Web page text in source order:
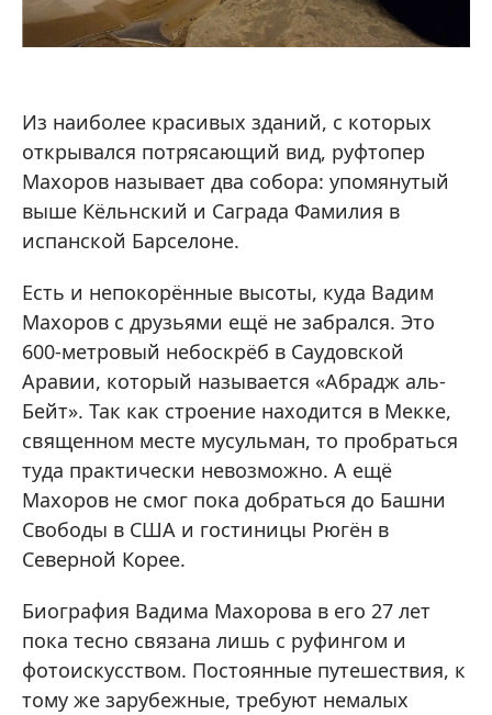
Из наиболее красивых зданий, с которых
открывался потрясающий вид, руфтопер
Махоров называет два собора: упомянутый
выше Кёльнский и Саграда Фамилия в
испанской Барселоне.
Есть и непокорённые высоты, куда Вадим
Махоров с друзьями ещё не забрался. Это
600-метровый небоскрёб в Саудовской
Аравии, который называется «Абрадж аль-
Бейт». Так как строение находится в Мекке,
священном месте мусульман, то пробраться
туда практически невозможно. А ещё
Махоров не смог пока добраться до Башни
Свободы в США и гостиницы Рюгён в
Северной Корее.
Биография Вадима Махорова в его 27 лет
пока тесно связана лишь с руфингом и
фотоискусством. Постоянные путешествия, к
тому же зарубежные, требуют немалых